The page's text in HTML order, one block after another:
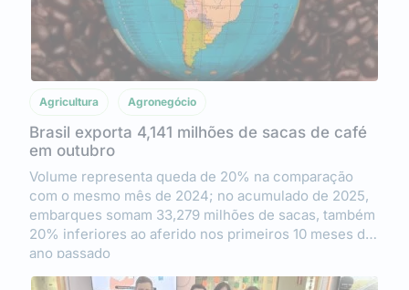
Agricultura Agronegócio
Brasil exporta 4,141 milhões de sacas de café
em outubro
Volume representa queda de 20% na comparação
com o mesmo mês de 2024; no acumulado de 2025,
embarques somam 33,279 milhões de sacas, também
20% inferiores ao aferido nos primeiros 10 meses do
ano passado